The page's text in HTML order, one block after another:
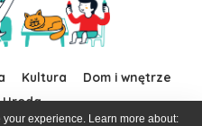
Kultura
Dom i wnętrze
Uroda
experience. Learn more about: